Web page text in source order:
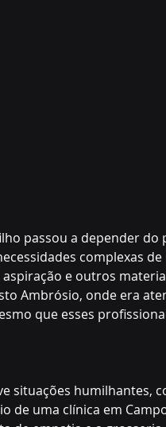
passou a depender do
complexas
e outros
Ambrósio, onde era
que esses
situações humilhantes,
de uma clínica em